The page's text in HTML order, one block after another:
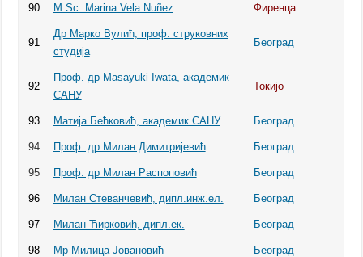
90 M.Sc. Marina Vela Nuñez Фиренца
91
Др Марко Вулић, проф. струковних
студија
Београд
92
Проф. др Masayuki Iwata, академик
САНУ
Токијо
93 Матија Бећковић, академик САНУ Београд
94 Проф. др Милан Димитријевић Београд
95 Проф. др Милан Распоповић Београд
96 Милан Стеванчевић, дипл.инж.ел. Београд
97 Милан Ћирковић, дипл.ек. Београд
98 Мр Милица Јовановић Београд